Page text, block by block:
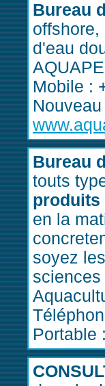
Bureau
d'eau
Mobile :
Bureau
touts
produits
en la
soyez
sciences
Portable